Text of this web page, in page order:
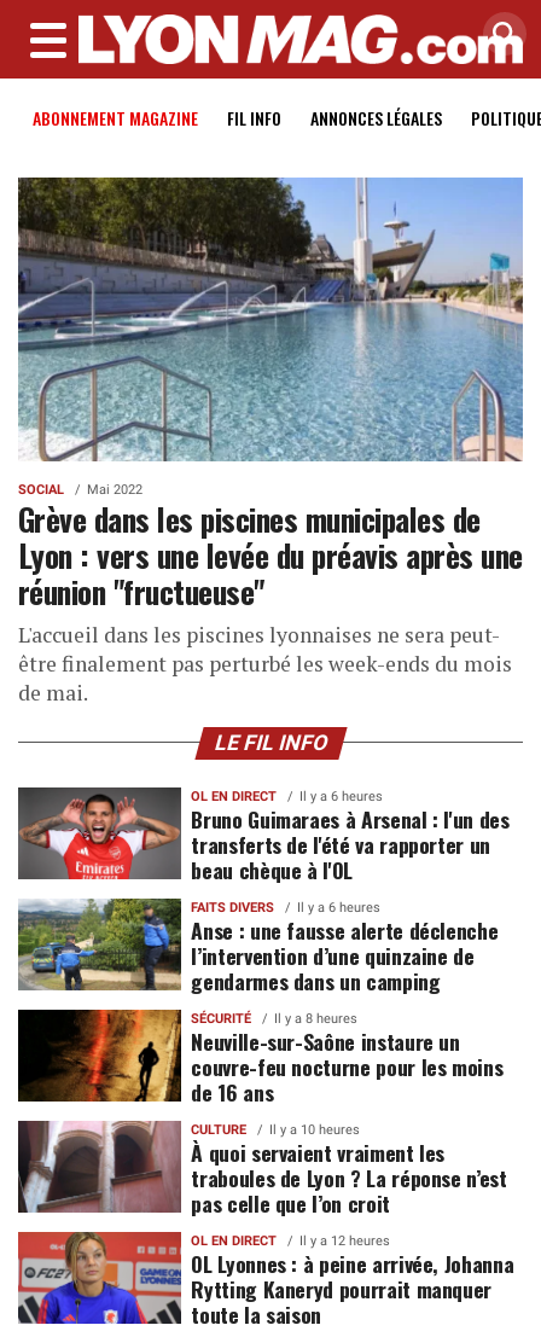
MENU
ABONNEMENT MAGAZINE FIL INFO ANNONCES LÉGALES
SOCIAL Mai 2022
Grève dans les piscines municipales de
Lyon : vers une levée du préavis après une
réunion "fructueuse"
L'accueil dans les piscines lyonnaises ne sera peut-
être finalement pas perturbé les week-ends du mois
de mai.
LE FIL INFO
OL EN DIRECT Il y a 6 heures
Bruno Guimaraes à Arsenal : l'un des
transferts de l'été va rapporter un
beau chèque à l'OL
FAITS DIVERS Il y a 6 heures
Anse : une fausse alerte déclenche
l’intervention d’une quinzaine de
gendarmes dans un camping
SÉCURITÉ Il y a 8 heures
Neuville-sur-Saône instaure un
couvre-feu nocturne pour les moins
de 16 ans
CULTURE Il y a 10 heures
À quoi servaient vraiment les
traboules de Lyon ? La réponse n’est
pas celle que l’on croit
OL EN DIRECT Il y a 12 heures
OL Lyonnes : à peine arrivée, Johanna
Rytting Kaneryd pourrait manquer
toute la saison